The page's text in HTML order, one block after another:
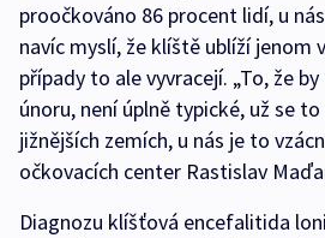
proočkováno 86 procent lidí, u
navíc myslí, že klíště ublíží jenom
případy to ale vyvracejí. „To, že
únoru, není úplně typické, už se
jižnějších zemích, u nás je to
očkovacích center Rastislav
Diagnozu klíšťová encefalitida